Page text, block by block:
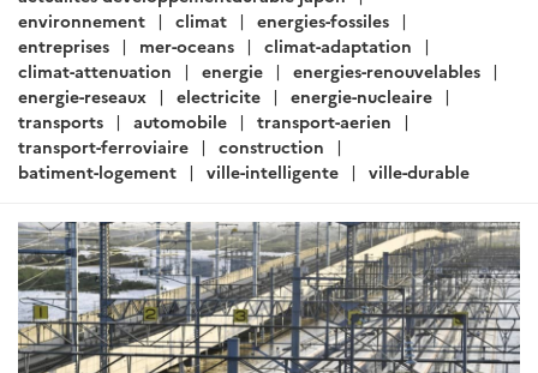
ARTICLE
Actualités Japon - Énergie,
Environnement, Transport,
Construction - Juillet 2020 (i)